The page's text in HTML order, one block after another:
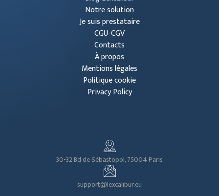
Notre solution
Je suis prestataire
CGU-CGV
Contacts
À propos
Mentions légales
Politique cookie
Privacy Policy
30-32 Bd de Sébastopol, 75004 Paris
support@lexcalibur.eu